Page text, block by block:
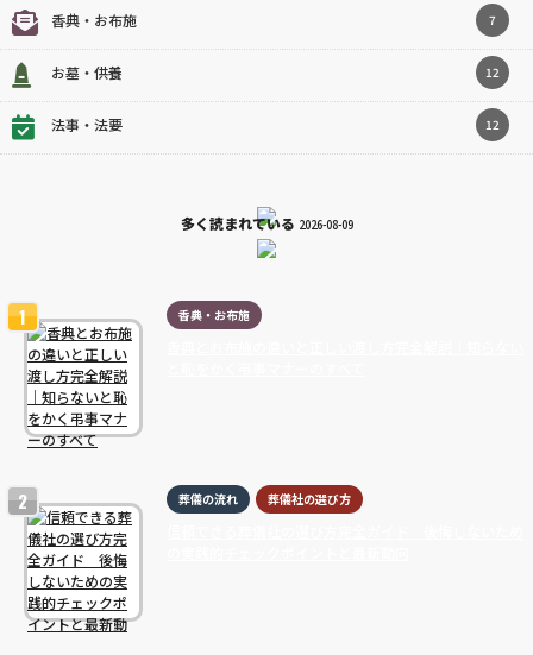
香典・お布施 7
お墓・供養 12
法事・法要 12
多く読まれている 2026-08-09
香典・お布施
葬儀の流れ 葬儀社の選び方